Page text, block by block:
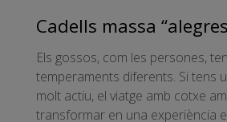
Cadells massa
Els gossos, com les persones,
temperaments diferents. Si tens
molt actiu, el viatge amb cotxe
transformar en una experiència